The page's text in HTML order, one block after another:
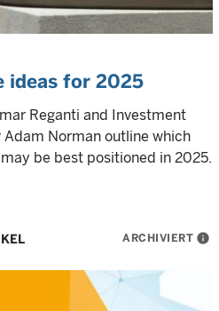
ideas for 2025
Reganti and Investment
Norman outline which
be best positioned in 2025.
ARCHIVIERT info